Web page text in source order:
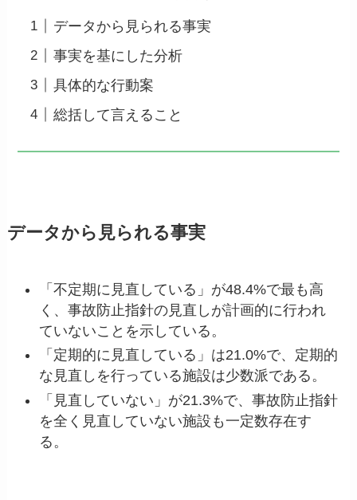
データから見られる事実
事実を基にした分析
具体的な行動案
総括して言えること
データから見られる事実
「不定期に見直している」が48.4%で最も高
く、事故防止指針の見直しが計画的に行われ
ていないことを示している。
「定期的に見直している」は21.0%で、定期的
な見直しを行っている施設は少数派である。
「見直していない」が21.3%で、事故防止指針
を全く見直していない施設も一定数存在す
る。